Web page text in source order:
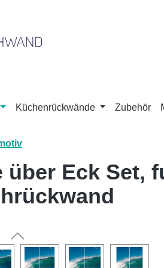
Küchenrückwände Zubehör
über Eck Set,